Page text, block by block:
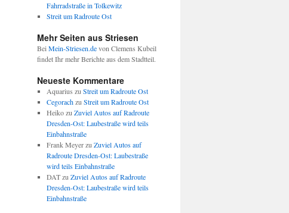
Fahrradstraße in Tolkewitz
Streit um Radroute Ost
Mehr Seiten aus Striesen
Bei Mein-Striesen.devon Clemens Kubeil
findet Ihr mehr Berichte aus dem Stadtteil.
Neueste Kommentare
Aquarius zu Streit um Radroute Ost
Cegorachzu Streit um Radroute Ost
Heikozu Zuviel Autos auf Radroute
Dresden-Ost: Laubestraße wird teils
Einbahnstraße
Frank Meyerzu Zuviel Autos auf
Radroute Dresden-Ost: Laubestraße
wird teils Einbahnstraße
DATzu Zuviel Autos auf Radroute
Dresden-Ost: Laubestraße wird teils
Einbahnstraße